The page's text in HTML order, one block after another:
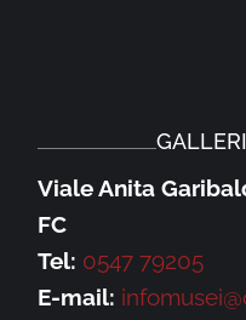
Viale Anita
FC
Tel: 0547 79205
E-mail: